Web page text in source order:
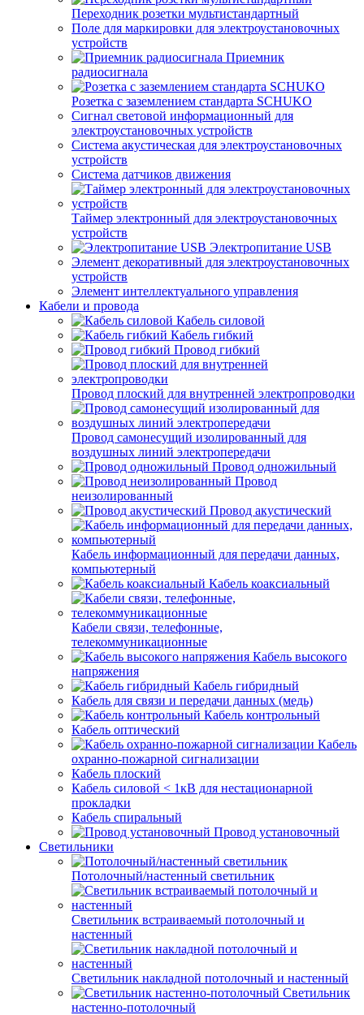
Переходник розетки мультистандартный
Поле для маркировки для электроустановочных
устройств
Приемник
радиосигнала
Розетка с заземлением стандарта SCHUKO
Сигнал световой информационный для
электроустановочных устройств
Система акустическая для электроустановочных
устройств
Система датчиков движения
Таймер электронный для электроустановочных
устройств
Электропитание USB
Элемент декоративный для электроустановочных
устройств
Элемент интеллектуального управления
Кабели и провода
Кабель силовой
Кабель гибкий
Провод гибкий
Провод плоский для внутренней электропроводки
Провод самонесущий изолированный для
воздушных линий электропередачи
Провод одножильный
Провод
неизолированный
Провод акустический
Кабель информационный для передачи данных,
компьютерный
Кабель коаксиальный
Кабели связи, телефонные,
телекоммуникационные
Кабель высокого
напряжения
Кабель гибридный
Кабель для связи и передачи данных (медь)
Кабель контрольный
Кабель оптический
Кабель
охранно-пожарной сигнализации
Кабель плоский
Кабель силовой < 1кВ для нестационарной
прокладки
Кабель спиральный
Провод установочный
Светильники
Потолочный/настенный светильник
Светильник встраиваемый потолочный и
настенный
Светильник накладной потолочный и настенный
Светильник
настенно-потолочный